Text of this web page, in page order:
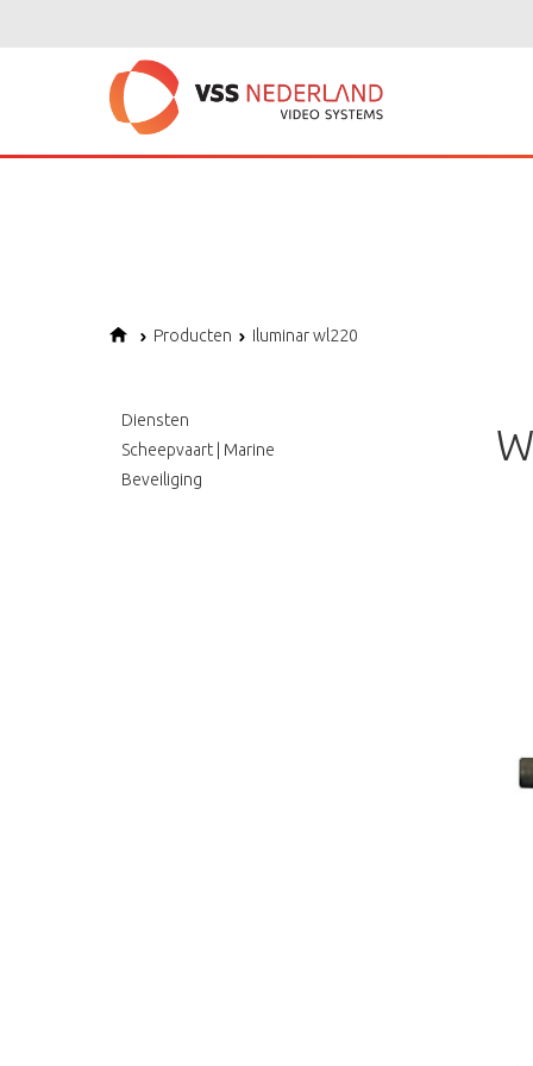
: Trying to get property of non-object in
: Undefined offset: 1 in/home/vssned01/domains/
Producten Iluminar wl220
Diensten
Scheepvaart | Marine
Beveiliging